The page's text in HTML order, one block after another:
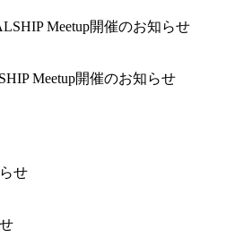
Meetup開催のお知らせ